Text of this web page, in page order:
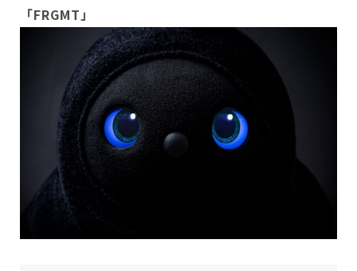
「FRGMT」